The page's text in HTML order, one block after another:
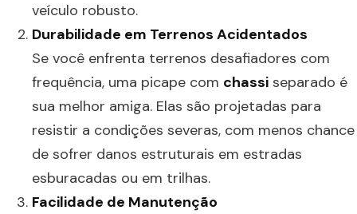
veículo robusto.
Durabilidade em Terrenos Acidentados
Se você enfrenta terrenos desafiadores com
frequência, uma picape com chassi separado é
sua melhor amiga. Elas são projetadas para
resistir a condições severas, com menos chance
de sofrer danos estruturais em estradas
esburacadas ou em trilhas.
Facilidade de Manutenção